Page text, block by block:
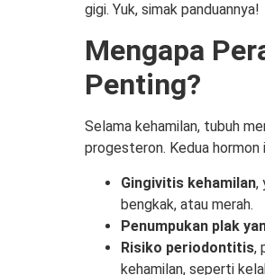
gigi. Yuk, simak panduannya!
Mengapa
Penting?
Selama kehamilan, tubuh
progesteron. Kedua hormon
Gingivitis kehamilan,
bengkak, atau merah.
Penumpukan plak
Risiko periodontitis,
kehamilan, seperti